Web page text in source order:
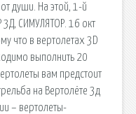
от души. На этой, 1-й
3Д, СИМУЛЯТОР. 16 окт
что в вертолетах 3D
выполнить 20
вам предстоит
на Вертолёте 3д
– вертолеты-